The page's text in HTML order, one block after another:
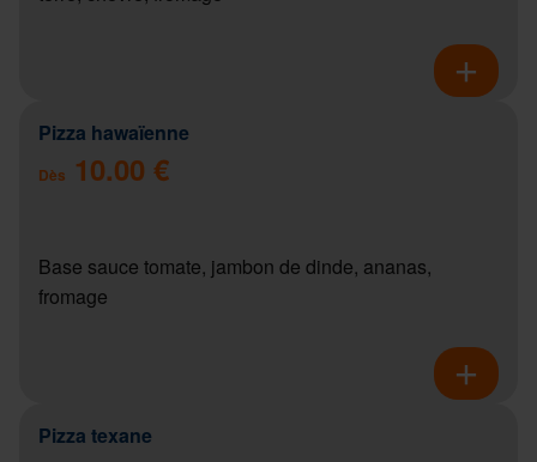
Pizza hawaïenne
Dès 10.00 €
Base sauce tomate, jambon de dinde, ananas,
fromage
Pizza texane